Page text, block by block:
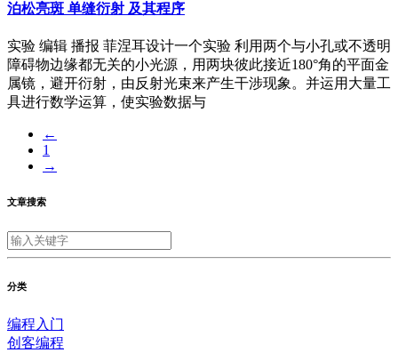
泊松亮斑 单缝衍射 及其程序
实验 编辑 播报 菲涅耳设计一个实验 利用两个与小孔或不透明
障碍物边缘都无关的小光源，用两块彼此接近180°角的平面金
属镜，避开衍射，由反射光束来产生干涉现象。并运用大量工
具进行数学运算，使实验数据与
←
1
→
文章搜索
分类
编程入门
创客编程